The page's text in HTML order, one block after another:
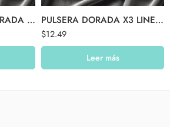
PULSERA RIGIDA DORADA ANCHA EN X ELLA PULSERA DORADA X3 LINEAS
$12.49
Leer más